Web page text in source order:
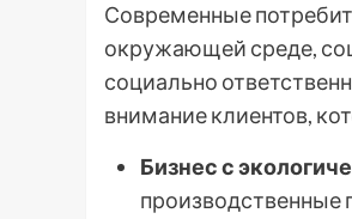
Современные
окружающей среде,
социально
внимание клиентов,
Бизнес с
производственные